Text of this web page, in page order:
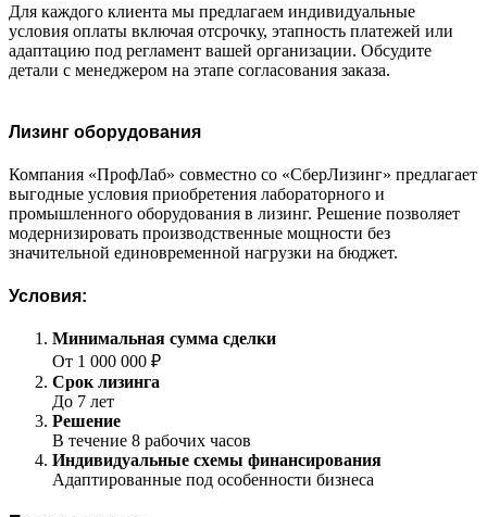
Для каждого клиента мы предлагаем индивидуальные
условия оплаты включая отсрочку, этапность платежей или
адаптацию под регламент вашей организации. Обсудите
детали с менеджером на этапе согласования заказа.
Лизинг оборудования
Компания «ПрофЛаб» совместно со «СберЛизинг» предлагает
выгодные условия приобретения лабораторного и
промышленного оборудования в лизинг. Решение позволяет
модернизировать производственные мощности без
значительной единовременной нагрузки на бюджет.
Условия:
Минимальная сумма сделки
От 1 000 000 ₽
Срок лизинга
До 7 лет
Решение
В течение 8 рабочих часов
Индивидуальные схемы финансирования
Адаптированные под особенности бизнеса